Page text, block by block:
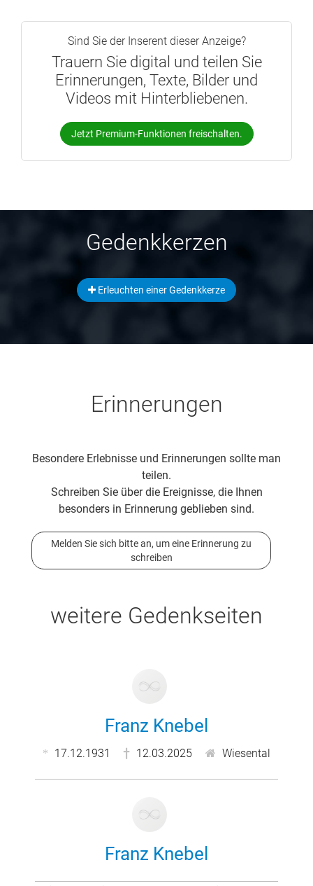
Sind Sie der Inserent dieser Anzeige?
Trauern Sie digital und teilen Sie
Erinnerungen, Texte, Bilder und
Videos mit Hinterbliebenen.
Jetzt Premium-Funktionen freischalten.
Gedenkkerzen
Erleuchten einer Gedenkkerze
Erinnerungen
Besondere Erlebnisse und Erinnerungen sollte man
teilen.
Schreiben Sie über die Ereignisse, die Ihnen
besonders in Erinnerung geblieben sind.
Melden Sie sich bitte an, um eine Erinnerung zu
schreiben
weitere Gedenkseiten
Franz Knebel
17.12.1931 12.03.2025 Wiesental
Franz Knebel